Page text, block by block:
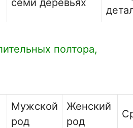
семи деревьях
полтора,
Мужской
род
Женский
род